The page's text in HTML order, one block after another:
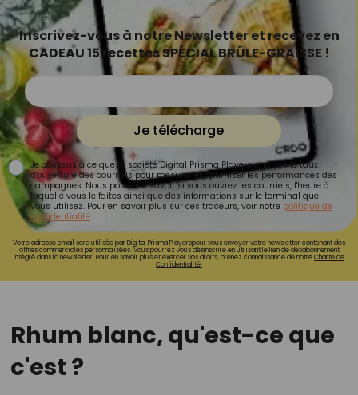
Inscrivez-vous à notre Newsletter et recevez en
CADEAU 15 recettes SPÉCIAL BRÛLE-GRAISSE !
Je télécharge
Je consens à ce que la société Digital Prisma Players analyse le taux
d'ouverture des courriels pour mesurer et optimiser les performances des
campagnes. Nous pourrons savoir si vous ouvrez les courriels, l'heure à
laquelle vous le faites ainsi que des informations sur le terminal que
vous utilisez. Pour en savoir plus sur ces traceurs, voir notre politique de
confidentialité.
Votre adresse email sera utilisée par Digital Prisma Playerspour vous envoyer votre newsletter contenant des
offres commerciales personnalisées. Vous pourrez vous désinscrire en utilisant le lien de désabonnement
intégré dans la newsletter. Pour en savoir plus et exercer vos droits, prenez connaissance de notreCharte de
Confidentialité.
Rhum blanc, qu'est-ce que
c'est ?